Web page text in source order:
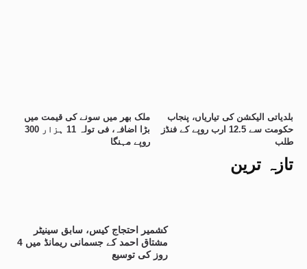
تازہ ترین
کشمیر احتجاج کیس، سابق سینیٹر
مشتاق احمد کے جسمانی ریمانڈ میں 4
روز کی توسیع
ملک بھر میں سونے کی قیمت میں
بڑا اضافہ، فی تولہ 11 ہزار 300
روپے مہنگا
بلدیاتی الیکشن کی تیاریاں، پنجاب
حکومت سے 12.5 ارب روپے کے فنڈز
طلب